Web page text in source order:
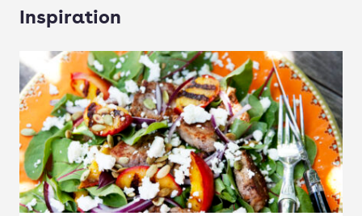
Inspiration